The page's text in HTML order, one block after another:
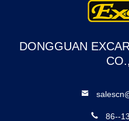
DONGGUAN
86--